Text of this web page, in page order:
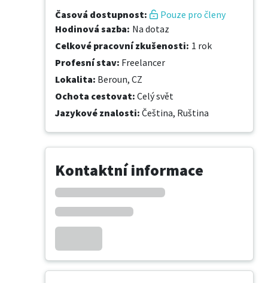
Časová dostupnost:
Pouze pro členy
Hodinová sazba: Na dotaz
Celkové pracovní zkušenosti: 1 rok
Profesní stav: Freelancer
Lokalita: Beroun, CZ
Ochota cestovat: Celý svět
Jazykové znalosti: Čeština, Ruština
Kontaktní informace